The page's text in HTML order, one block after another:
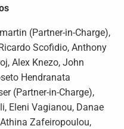
(Partner-in-Charge),
Scofidio, Anthony
Alex Knezo, John
Hendranata
(Partner-in-Charge),
Eleni Vagianou, Danae
Zafeiropoulou,